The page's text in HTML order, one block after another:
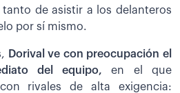
de asistir a los delanteros
por sí mismo.
Dorival ve con preocupación el
del equipo,en el que
rivales de alta exigencia: